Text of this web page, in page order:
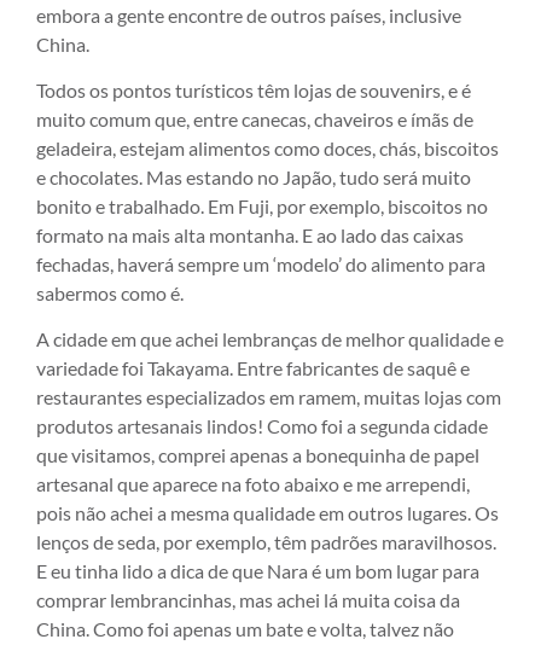
embora a gente encontre de outros países, inclusive
China.
Todos os pontos turísticos têm lojas de souvenirs, e é
muito comum que, entre canecas, chaveiros e ímãs de
geladeira, estejam alimentos como doces, chás, biscoitos
e chocolates. Mas estando no Japão, tudo será muito
bonito e trabalhado. Em Fuji, por exemplo, biscoitos no
formato na mais alta montanha. E ao lado das caixas
fechadas, haverá sempre um ‘modelo’ do alimento para
sabermos como é.
A cidade em que achei lembranças de melhor qualidade e
variedade foi Takayama. Entre fabricantes de saquê e
restaurantes especializados em ramem, muitas lojas com
produtos artesanais lindos! Como foi a segunda cidade
que visitamos, comprei apenas a bonequinha de papel
artesanal que aparece na foto abaixo e me arrependi,
pois não achei a mesma qualidade em outros lugares. Os
lenços de seda, por exemplo, têm padrões maravilhosos.
E eu tinha lido a dica de que Nara é um bom lugar para
comprar lembrancinhas, mas achei lá muita coisa da
China. Como foi apenas um bate e volta, talvez não